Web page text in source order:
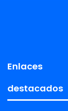
Enlaces
destacados